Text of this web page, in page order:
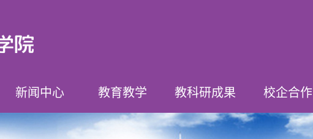
新闻中心
学院要闻
学院公告
榜样数贸人
教育教学 教科研成果
教科研动态
竞赛获奖
社会服务
校企合作
合作动态
基地建设
订单培养